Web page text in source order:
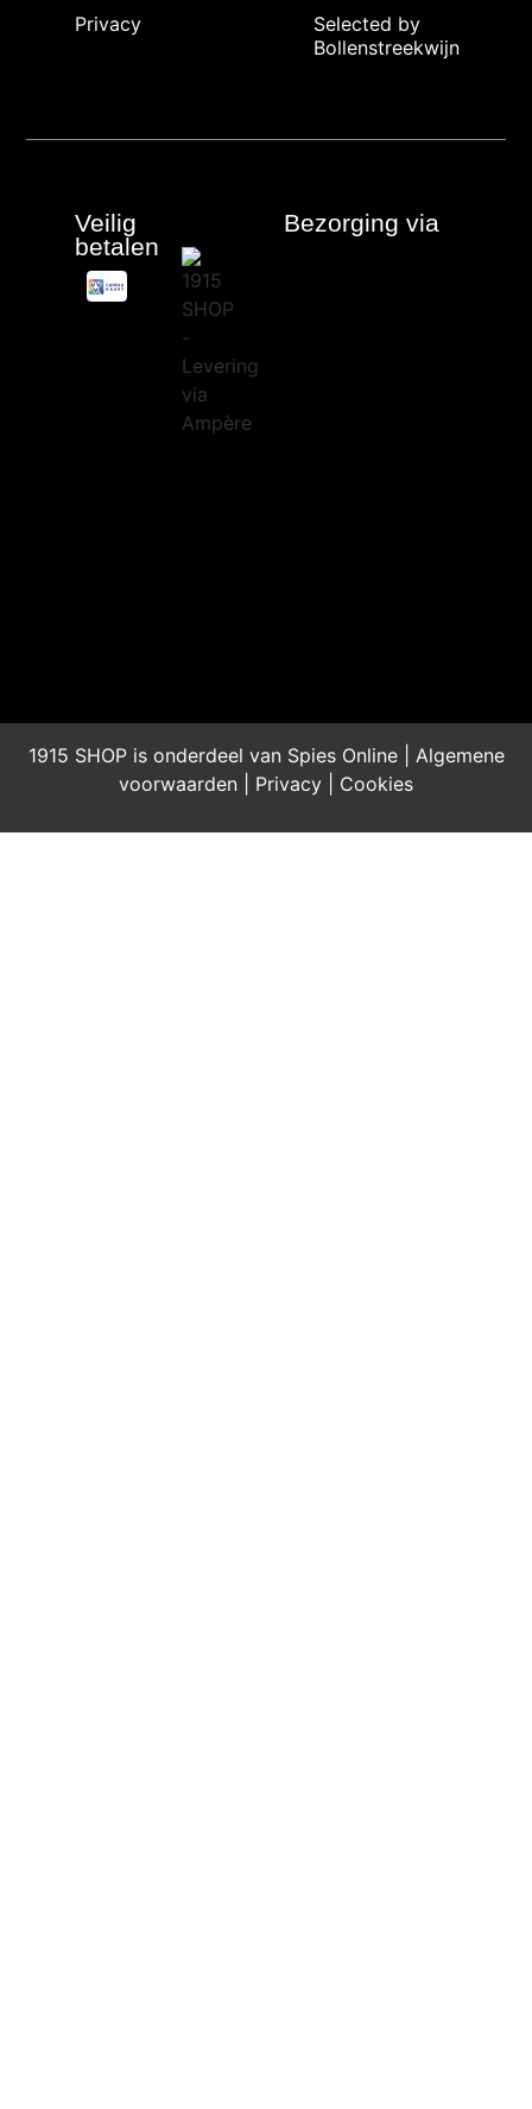
Privacy
Selected by
Bollenstreekwijn
Veilig
betalen
Bezorging via
1915 SHOP is onderdeel van Spies Online | Algemene
voorwaarden
Privacy Cookies